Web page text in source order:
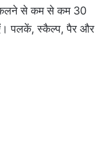
से कम से कम 30
पलकें, स्कैल्प, पैर और